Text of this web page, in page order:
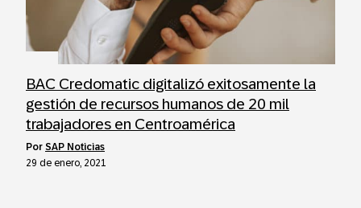
BAC Credomatic digitalizó exitosamente la
gestión de recursos humanos de 20 mil
trabajadores en Centroamérica
por SAP Noticias
29 de enero, 2021